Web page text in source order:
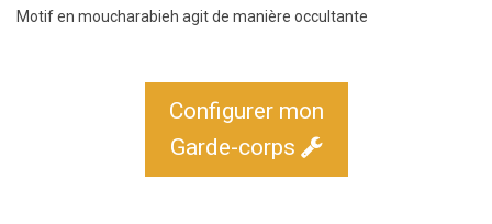
Motif en moucharabieh agit de manière occultante
Configurer mon
Garde-corps